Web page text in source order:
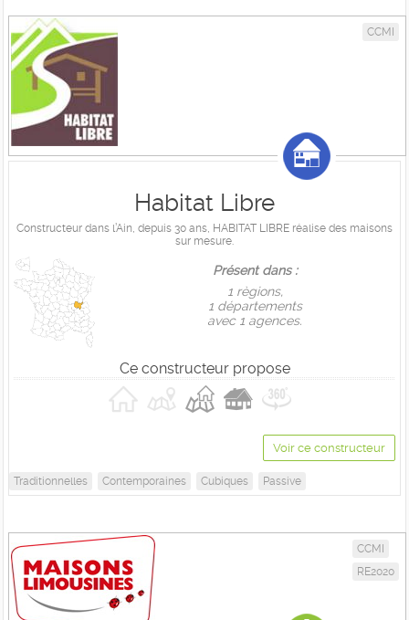
CCMI
Habitat Libre
Constructeur dans l’Ain, depuis 30 ans, HABITAT LIBRE réalise des maisons
sur mesure.
Présent dans :
1 règions,
1 départements
avec 1 agences.
Ce constructeur propose
Voir ce constructeur
Traditionnelles Contemporaines Cubiques Passive
CCMI
RE2020